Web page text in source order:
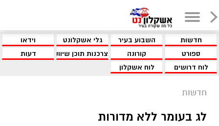
חדשות השבוע בעיר גלי אשקלונט
וידאו
ספורט
קורונה צרכנות תוכן שיווקי
דעות
לוח דרושים
לוח אשקלון
חדשות
לג בעומר ללא מדורות